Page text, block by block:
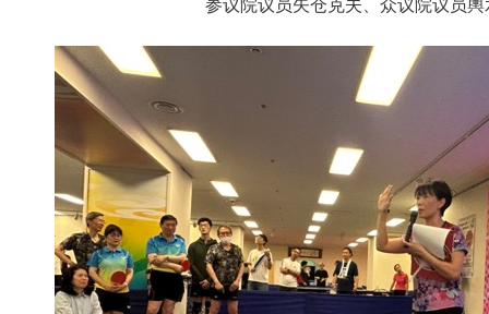
参议院议员矢仓克夫、众议院议员輿